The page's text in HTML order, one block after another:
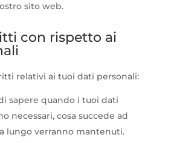
sito web.
con rispetto ai
relativi ai tuoi dati personali:
sapere quando i tuoi dati
necessari, cosa succede ad
lungo verranno mantenuti.